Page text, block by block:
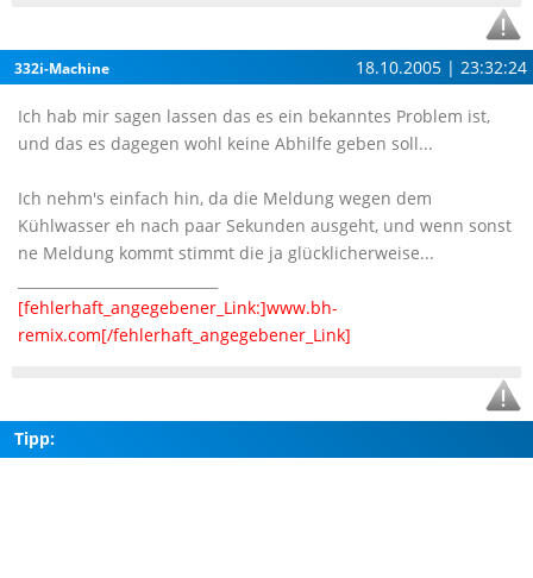
332i-Machine 18.10.2005 | 23:32:24
Ich hab mir sagen lassen das es ein bekanntes Problem ist,
und das es dagegen wohl keine Abhilfe geben soll...
Ich nehm's einfach hin, da die Meldung wegen dem
Kühlwasser eh nach paar Sekunden ausgeht, und wenn sonst
ne Meldung kommt stimmt die ja glücklicherweise...
[fehlerhaft_angegebener_Link:]www.bh-
remix.com[/fehlerhaft_angegebener_Link]
Tipp: